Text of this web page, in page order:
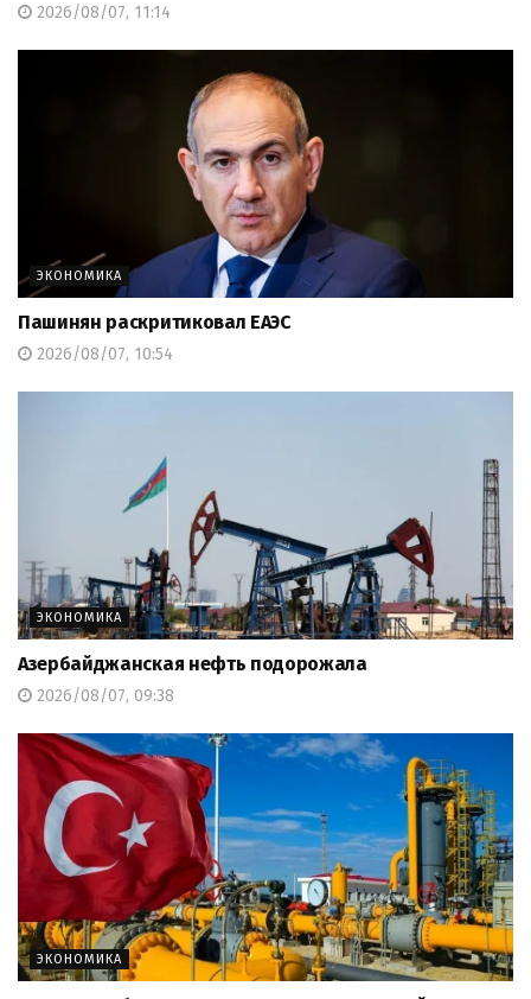
2026/08/07, 11:14
ЭКОНОМИКА
Пашинян раскритиковал ЕАЭС
2026/08/07, 10:54
ЭКОНОМИКА
Азербайджанская нефть подорожала
2026/08/07, 09:38
ЭКОНОМИКА